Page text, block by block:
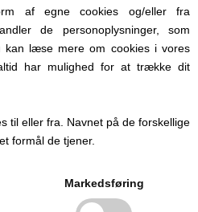
af egne cookies og/eller fra
de personoplysninger, som
kan læse mere om cookies i vores
har mulighed for at trække dit
til eller fra. Navnet på de forskellige
formål de tjener.
Markedsføring
specialiserer vi os i
med navn. Vi
sutter med navn,
hvor du kan få
barnets navn og
gør hverdagen
en oplagt gaveidé
med navn her